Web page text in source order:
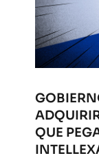
QUE